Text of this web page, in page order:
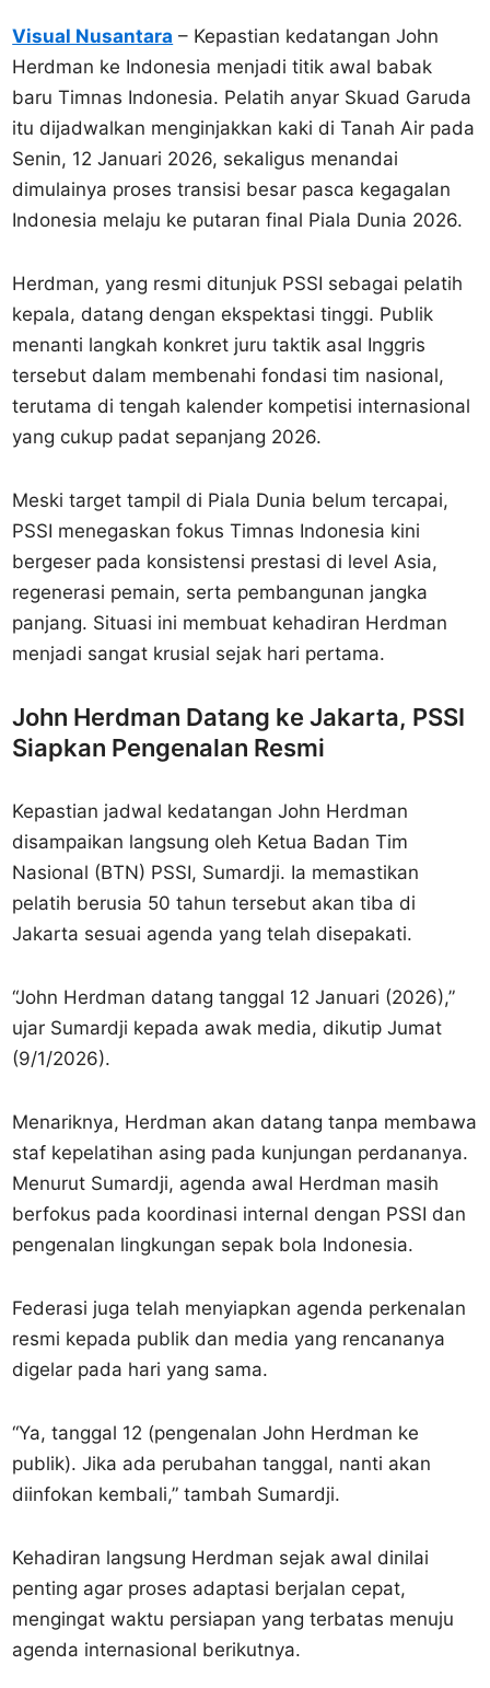
Visual Nusantara – Kepastian kedatangan John
Herdman ke Indonesia menjadi titik awal babak
baru Timnas Indonesia. Pelatih anyar Skuad Garuda
itu dijadwalkan menginjakkan kaki di Tanah Air pada
Senin, 12 Januari 2026, sekaligus menandai
dimulainya proses transisi besar pasca kegagalan
Indonesia melaju ke putaran final Piala Dunia 2026.
Herdman, yang resmi ditunjuk PSSI sebagai pelatih
kepala, datang dengan ekspektasi tinggi. Publik
menanti langkah konkret juru taktik asal Inggris
tersebut dalam membenahi fondasi tim nasional,
terutama di tengah kalender kompetisi internasional
yang cukup padat sepanjang 2026.
Meski target tampil di Piala Dunia belum tercapai,
PSSI menegaskan fokus Timnas Indonesia kini
bergeser pada konsistensi prestasi di level Asia,
regenerasi pemain, serta pembangunan jangka
panjang. Situasi ini membuat kehadiran Herdman
menjadi sangat krusial sejak hari pertama.
John Herdman Datang ke Jakarta, PSSI
Siapkan Pengenalan Resmi
Kepastian jadwal kedatangan John Herdman
disampaikan langsung oleh Ketua Badan Tim
Nasional (BTN) PSSI, Sumardji. Ia memastikan
pelatih berusia 50 tahun tersebut akan tiba di
Jakarta sesuai agenda yang telah disepakati.
“John Herdman datang tanggal 12 Januari (2026),”
ujar Sumardji kepada awak media, dikutip Jumat
(9/1/2026).
Menariknya, Herdman akan datang tanpa membawa
staf kepelatihan asing pada kunjungan perdananya.
Menurut Sumardji, agenda awal Herdman masih
berfokus pada koordinasi internal dengan PSSI dan
pengenalan lingkungan sepak bola Indonesia.
Federasi juga telah menyiapkan agenda perkenalan
resmi kepada publik dan media yang rencananya
digelar pada hari yang sama.
“Ya, tanggal 12 (pengenalan John Herdman ke
publik). Jika ada perubahan tanggal, nanti akan
diinfokan kembali,” tambah Sumardji.
Kehadiran langsung Herdman sejak awal dinilai
penting agar proses adaptasi berjalan cepat,
mengingat waktu persiapan yang terbatas menuju
agenda internasional berikutnya.